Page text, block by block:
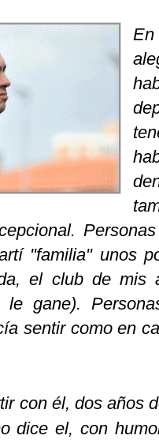
"familia" unos
el club de mis
le gane).
sentir como en
con él, dos años
dice el, con